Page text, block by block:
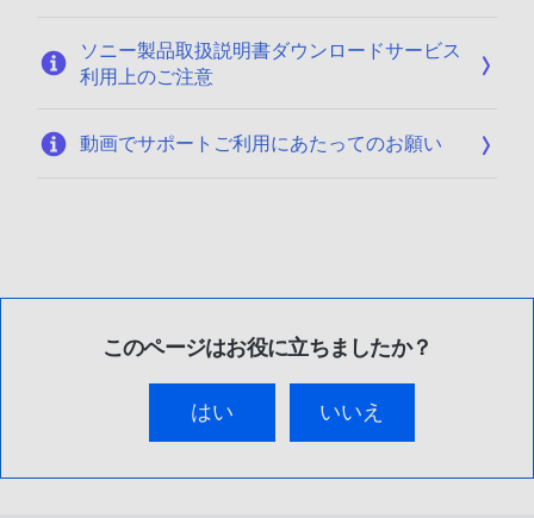
ソニー製品取扱説明書ダウンロードサービス
利用上のご注意
動画でサポートご利用にあたってのお願い
このページはお役に立ちましたか？
はい いいえ